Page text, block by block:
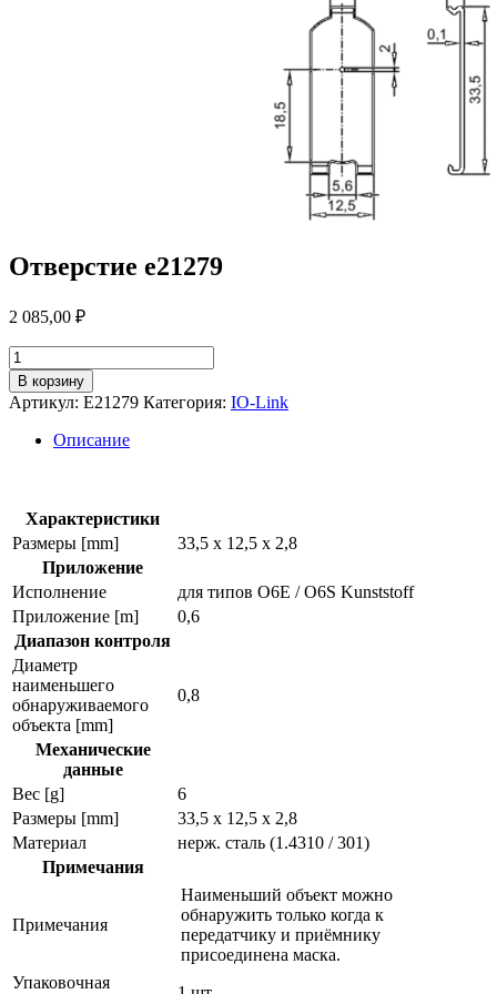
Отверстие e21279
2 085,00 ₽
Количество
товара
Отверстие
e21279
В корзину
Артикул: E21279 Категория: IO-Link
Описание
Характеристики
Размеры [mm]
33,5 x 12,5 x 2,8
Приложение
Исполнение
для типов O6E / O6S Kunststoff
Приложение [m]
0,6
Диапазон контроля
Диаметр
наименьшего
обнаруживаемого
объекта [mm]
0,8
Механические
данные
Вес [g]
6
Размеры [mm]
33,5 x 12,5 x 2,8
Материал
нерж. сталь (1.4310 / 301)
Примечания
Примечания
Наименьший объект можно
обнаружить только когда к
передатчику и приёмнику
присоединена маска.
Упаковочная